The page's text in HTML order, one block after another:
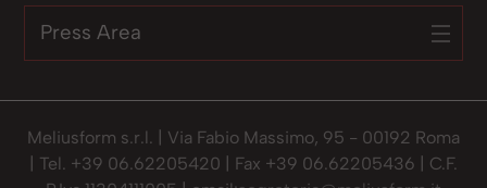
Press Area
Meliusform s.r.l. | Via Fabio Massimo, 95 - 00192 Roma
| Tel. +39 06.62205420 | Fax +39 06.62205436 | C.F.